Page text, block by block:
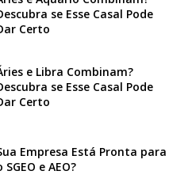
se Esse Casal Pode
Certo
e Libra Combinam?
se Esse Casal Pode
Certo
Empresa Está Pronta para
SGEO e AEO?